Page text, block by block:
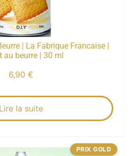
| La Fabrique Francaise |
au beurre | 30 ml
6,90 €
Lire la suite
PRIX GOLD